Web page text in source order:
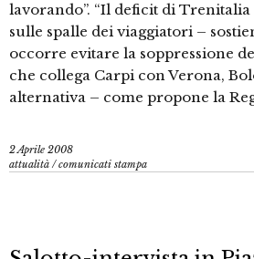
lavorando”. “Il deficit di
sulle spalle dei viaggiatori –
occorre evitare la soppressione
che collega Carpi con Verona,
alternativa – come propone la
2 Aprile 2008
attualità /comunicati stampa